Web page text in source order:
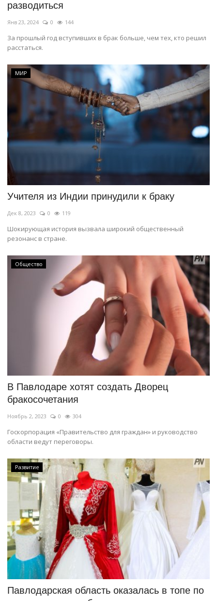
разводиться
Янв 23, 2024 0 144
За прошлый год вступивших в брак больше, чем тех, кто решил
расстаться.
МИР
Учителя из Индии принудили к браку
Дек 8, 2023 0 119
Шокирующая история вызвала широкий общественный
резонанс в стране.
Общество
В Павлодаре хотят создать Дворец
бракосочетания
Ноябрь 2, 2023 0 304
Госкорпорация «Правительство для граждан» и руководство
области ведут переговоры.
Развитие
Павлодарская область оказалась в топе по